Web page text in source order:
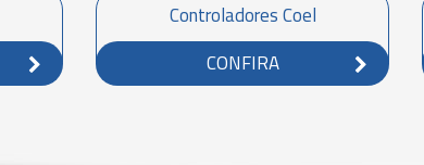
Controladores Coel
CONFIRA